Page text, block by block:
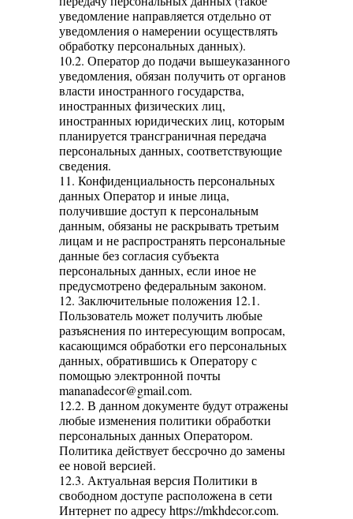
уведомление направляется отдельно от
уведомления о намерении осуществлять
обработку персональных данных).
10.2. Оператор до подачи вышеуказанного
уведомления, обязан получить от органов
власти иностранного государства,
иностранных физических лиц,
иностранных юридических лиц, которым
планируется трансграничная передача
персональных данных, соответствующие
сведения.
11. Конфиденциальность персональных
данных Оператор и иные лица,
получившие доступ к персональным
данным, обязаны не раскрывать третьим
лицам и не распространять персональные
данные без согласия субъекта
персональных данных, если иное не
предусмотрено федеральным законом.
12. Заключительные положения 12.1.
Пользователь может получить любые
разъяснения по интересующим вопросам,
касающимся обработки его персональных
данных, обратившись к Оператору с
помощью электронной почты
mananadecor@gmail.com.
12.2. В данном документе будут отражены
любые изменения политики обработки
персональных данных Оператором.
Политика действует бессрочно до замены
ее новой версией.
12.3. Актуальная версия Политики в
свободном доступе расположена в сети
Интернет по адресу https://mkhdecor.com.